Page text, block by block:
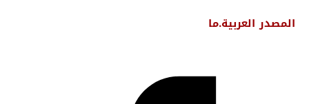
المصدر العربية.ما